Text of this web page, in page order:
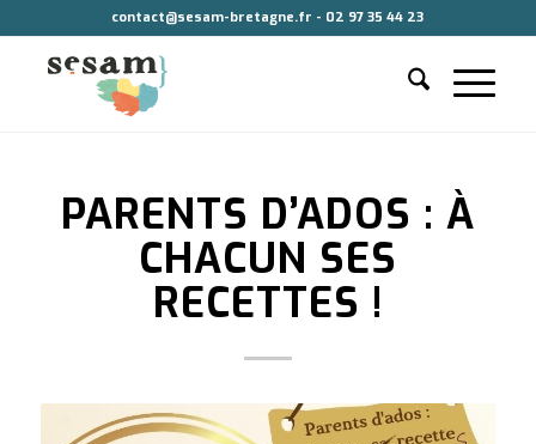
contact@sesam-bretagne.fr - 02 97 35 44 23
PARENTS D’ADOS : À
CHACUN SES
RECETTES !